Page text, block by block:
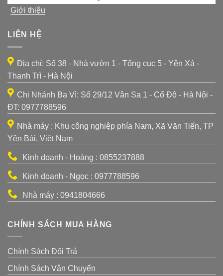
Giới thiệu
LIÊN HỆ
Địa chỉ: Số 38 - Nhà vườn 1 - Tổng cục 5 - Yên Xá -
Thanh Trì - Hà Nội
Chi Nhánh Ba Vì: Số 29/12 Vân Sa 1 - Cổ Đô - Hà Nội -
ĐT: 0977788596
Nhà máy : Khu công nghiệp phía Nam, Xã Văn Tiến, TP
Yên Bái, Việt Nam
Kinh doanh - Hoàng : 0855237888
Kinh doanh - Ngọc : 0977788596
Nhà máy : 0941804666
CHÍNH SÁCH MUA HÀNG
Chính Sách Đổi Trả
Chính Sách Vận Chuyển